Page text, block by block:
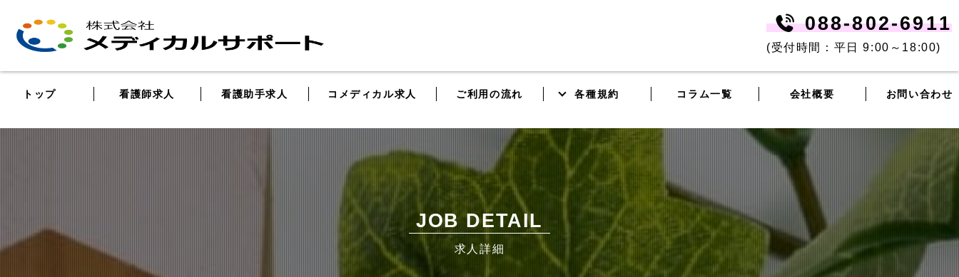
088-802-6911
(受付時間：平日 9:00～18:00)
トップ 看護師求人 看護助手求人 コメディカル求人 ご利用の流れ 各種規約 コラム一覧 会社概要 お問い合わせ
JOB DETAIL
求人詳細